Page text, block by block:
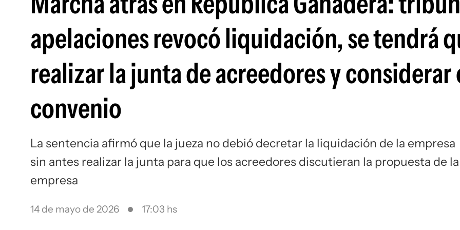
apelaciones revocó liquidación, se tendrá
realizar la junta de acreedores y considerar
convenio
La sentencia afirmó que la jueza no debió decretar la liquidación de la empresa
sin antes realizar la junta para que los acreedores discutieran la propuesta de la
empresa
14 de mayo de 2026 17:03 hs